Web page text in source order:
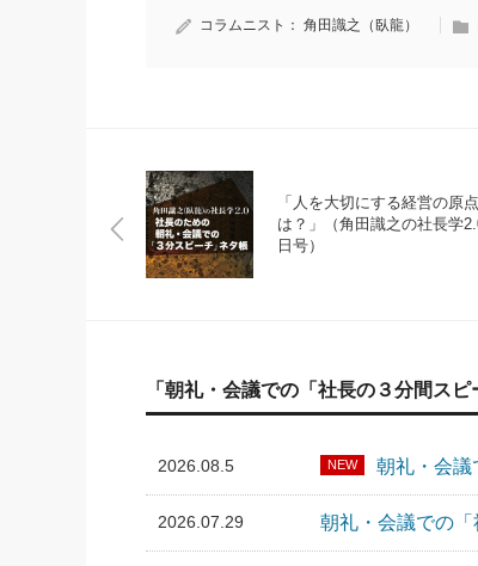
コラムニスト： 角田識之（臥龍）
「人を大切にする経営の原
は？」（角田識之の社長学
日号）
「朝礼・会議での「社長の３分間ス
2026.08.5 NEW 朝礼・会議
2026.07.29 朝礼・会議での「